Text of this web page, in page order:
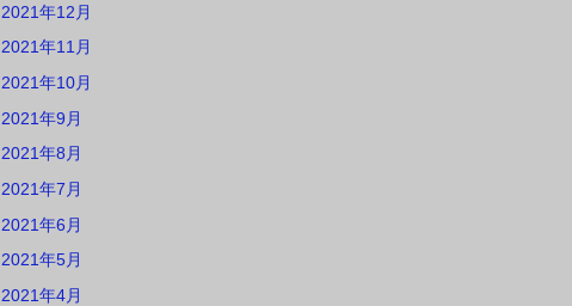
2021年12月
2021年11月
2021年10月
2021年9月
2021年8月
2021年7月
2021年6月
2021年5月
2021年4月